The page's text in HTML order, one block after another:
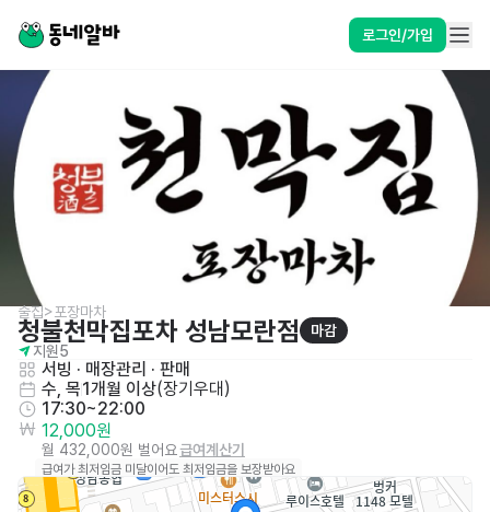
로그인/가입
술집>포장마차
청불천막집포차 성남모란점
마감
지원5
서빙 · 매장관리 · 판매
수, 목1개월 이상(장기우대 )
17:30~22:00
12,000원
월 432,000원 벌어요급여계산기
급여가 최저임금 미달이어도 최저임금을 보장받아요